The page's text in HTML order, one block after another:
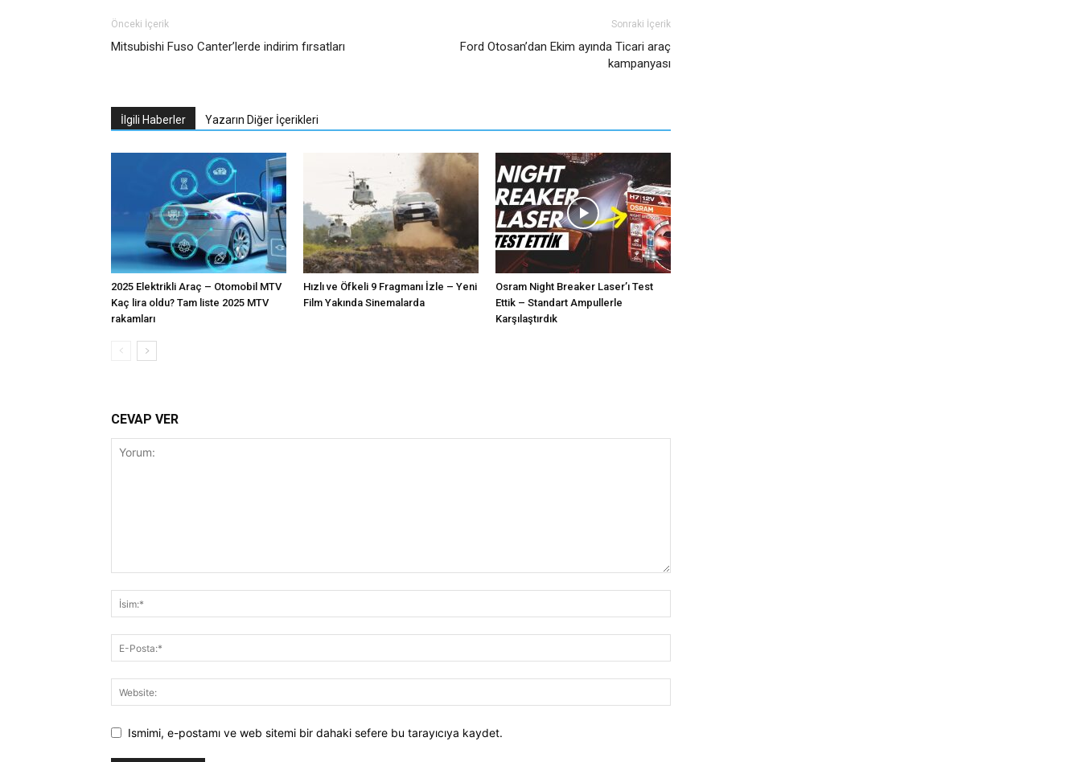
Önceki İçerik
Mitsubishi Fuso Canter’lerde indirim fırsatları
Sonraki İçerik
Ford Otosan’dan Ekim ayında Ticari araç
kampanyası
İlgili Haberler Yazarın Diğer İçerikleri
2025 Elektrikli Araç – Otomobil MTV
Kaç lira oldu? Tam liste 2025 MTV
rakamları
Hızlı ve Öfkeli 9 Fragmanı İzle – Yeni
Film Yakında Sinemalarda
Osram Night Breaker Laser’ı Test
Ettik – Standart Ampullerle
Karşılaştırdık
CEVAP VER
Ismimi, e-postamı ve web sitemi bir dahaki sefere bu tarayıcıya kaydet.